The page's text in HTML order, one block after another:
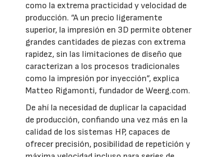
como la extrema practicidad y velocidad de
producción. “A un precio ligeramente
superior, la impresión en 3D permite obtener
grandes cantidades de piezas con extrema
rapidez, sin las limitaciones de diseño que
caracterizan a los procesos tradicionales
como la impresión por inyección”, explica
Matteo Rigamonti, fundador de Weerg.com.
De ahí la necesidad de duplicar la capacidad
de producción, confiando una vez más en la
calidad de los sistemas HP, capaces de
ofrecer precisión, posibilidad de repetición y